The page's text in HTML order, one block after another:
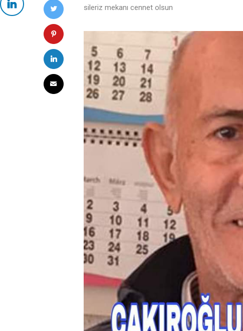
sileriz mekanı cennet olsun